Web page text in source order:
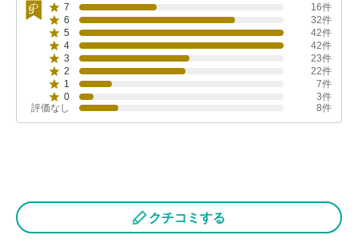
7
16件
6
32件
5
42件
4
42件
3
23件
2
22件
1
7件
0
3件
評価なし
8件
クチコミする